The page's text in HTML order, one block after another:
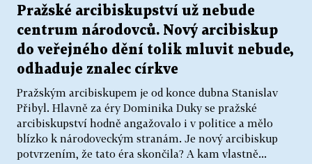
Pražské arcibiskupství už nebude
centrum národovců. Nový arcibiskup
do veřejného dění tolik mluvit nebude,
odhaduje znalec církve
Pražským arcibiskupem je od konce dubna Stanislav
Přibyl. Hlavně za éry Dominika Duky se pražské
arcibiskupství hodně angažovalo i v politice a mělo
blízko k národoveckým stranám. Je nový arcibiskup
potvrzením, že tato éra skončila? A kam vlastně...